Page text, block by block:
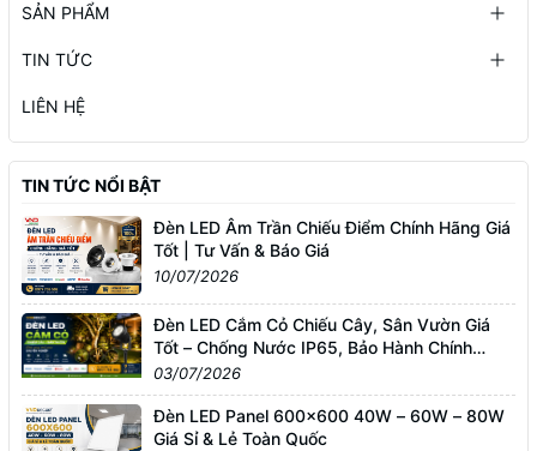
SẢN PHẨM
TIN TỨC
LIÊN HỆ
TIN TỨC NỔI BẬT
Đèn LED Âm Trần Chiếu Điểm Chính Hãng Giá
Tốt | Tư Vấn & Báo Giá
10/07/2026
Đèn LED Cắm Cỏ Chiếu Cây, Sân Vườn Giá
Tốt – Chống Nước IP65, Bảo Hành Chính
Hãng
03/07/2026
Đèn LED Panel 600x600 40W – 60W – 80W
Giá Sỉ & Lẻ Toàn Quốc